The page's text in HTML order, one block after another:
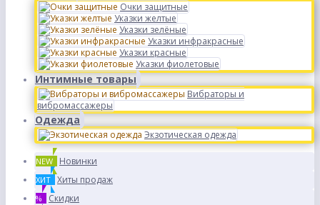
Очки защитные
Указки желтые
Указки зелёные
Указки инфракрасные
Указки красные
Указки фиолетовые
Интимные товары
Вибраторы и
вибромассажеры
Одежда
Экзотическая одежда
NEW Новинки
ХИТ Хиты продаж
% Скидки